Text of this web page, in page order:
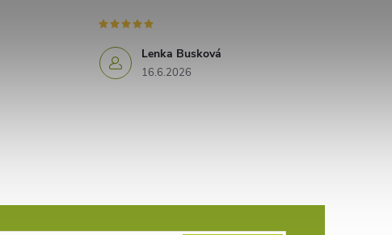
Lenka Busková
16.6.2026